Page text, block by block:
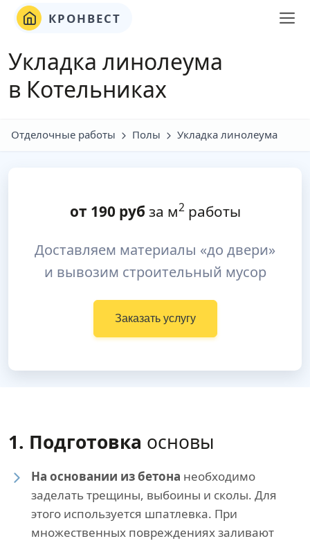
КРОНВЕСТ
Укладка линолеума
в Котельниках
Отделочные работы Полы Укладка линолеума
от 190руб за м2работы
Доставляем материалы «до двери»
и вывозим строительный мусор
Заказать услугу
1. Подготовка основы
На основании из бетона необходимо
заделать трещины, выбоины и сколы. Для
этого используется шпатлевка. При
множественных повреждениях заливают